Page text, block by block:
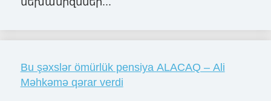
Bu şəxslər ömürlük pensiya ALACAQ – Ali
Məhkəmə qərar verdi